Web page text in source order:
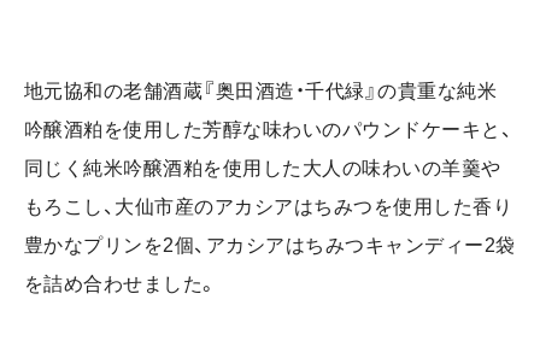
地元協和の老舗酒蔵『奥田酒造・千代緑』の貴重な純米
吟醸酒粕を使用した芳醇な味わいのパウンドケーキと、
同じく純米吟醸酒粕を使用した大人の味わいの羊羹や
もろこし、大仙市産のアカシアはちみつを使用した香り
豊かなプリンを2個、アカシアはちみつキャンディー2袋
を詰め合わせました。